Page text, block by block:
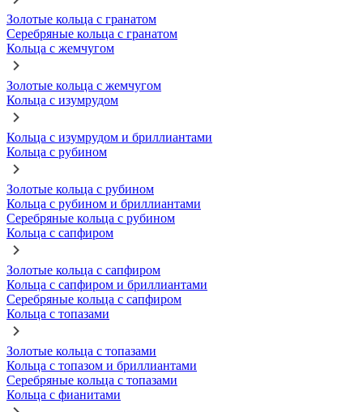
Золотые кольца с гранатом
Серебряные кольца с гранатом
Кольца с жемчугом
Золотые кольца с жемчугом
Кольца с изумрудом
Кольца с изумрудом и бриллиантами
Кольца с рубином
Золотые кольца с рубином
Кольца с рубином и бриллиантами
Серебряные кольца с рубином
Кольца с сапфиром
Золотые кольца с сапфиром
Кольца с сапфиром и бриллиантами
Серебряные кольца с сапфиром
Кольца с топазами
Золотые кольца с топазами
Кольца с топазом и бриллиантами
Серебряные кольца с топазами
Кольца с фианитами